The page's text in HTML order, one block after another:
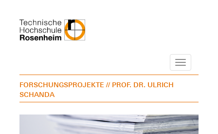
Navigation
FORSCHUNGSPROJEKTE // PROF. DR. ULRICH
SCHANDA